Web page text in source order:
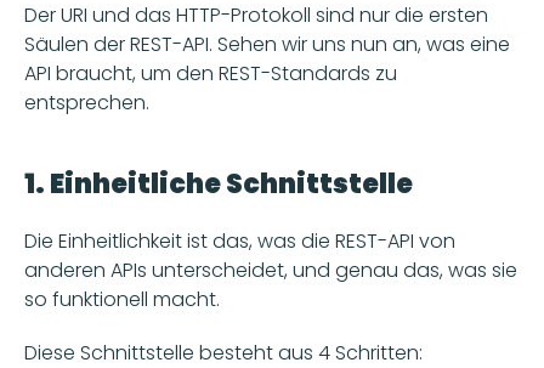
Der URI und das HTTP-Protokoll sind nur die ersten
Säulen der REST-API. Sehen wir uns nun an, was eine
API braucht, um den REST-Standards zu
entsprechen.
1. Einheitliche Schnittstelle
Die Einheitlichkeit ist das, was die REST-API von
anderen APIs unterscheidet, und genau das, was sie
so funktionell macht.
Diese Schnittstelle besteht aus 4 Schritten: